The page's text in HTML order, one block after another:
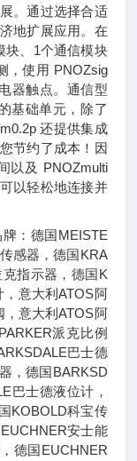
。通过选择合适
地扩展应用。在
块、1个通信模块
，使用 PNOZsig
器触点。通信型
基础单元，除了
还提供集成
节约了成本！因
以及 PNOZmulti
以轻松地连接并
：德国MEISTE
感器，德国KRA
指示器，德国K
意大利ATOS阿
，意大利ATOS阿
派克比例
巴士德
，德国BARKSD
巴士德液位计，
KOBOLD科宝传
安士能
德国EUCHNER